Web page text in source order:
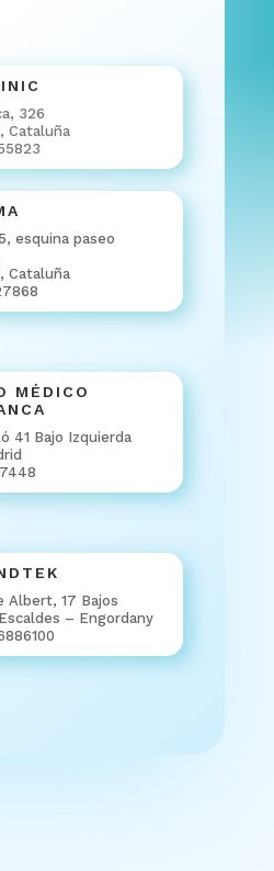
326
Cataluña
esquina paseo
Cataluña
MÉDICO
41 Bajo Izquierda
Albert, 17 Bajos
– Engordany